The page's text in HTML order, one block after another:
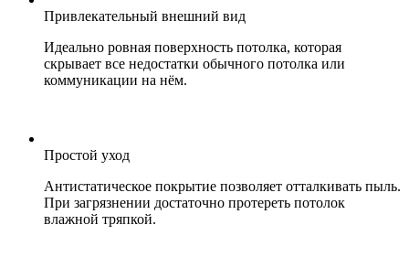
Привлекательный внешний вид
Идеально ровная поверхность потолка, которая
скрывает все недостатки обычного потолка или
коммуникации на нём.
Простой уход
Антистатическое покрытие позволяет отталкивать пыль.
При загрязнении достаточно протереть потолок
влажной тряпкой.